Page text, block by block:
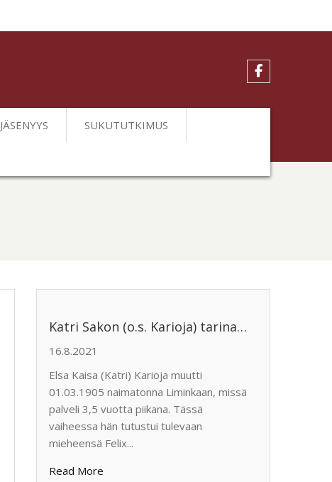
JÄSENYYS SUKUTUTKIMUS
Katri Sakon (o.s. Karioja) tarinaa (ja hieman jälkeläistenkin)
16.8.2021
Elsa Kaisa (Katri) Karioja muutti
01.03.1905 naimatonna Liminkaan, missä
palveli 3,5 vuotta piikana. Tässä
vaiheessa hän tutustui tulevaan
mieheensä Felix...
Read More